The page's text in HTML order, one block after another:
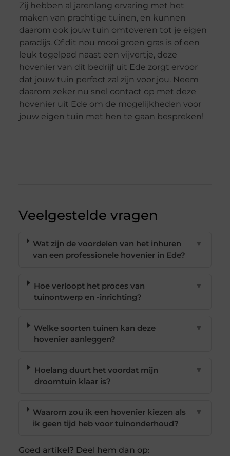
Zij hebben al jarenlang ervaring met het
maken van prachtige tuinen, en kunnen
daarom ook jouw tuin omtoveren tot je eigen
paradijs. Of dit nou mooi groen gras is of een
leuk tegelpad naast een vijvertje, deze
hovenier van dit bedrijf uit Ede zorgt ervoor
dat jouw tuin perfect zal zijn voor jou. Neem
daarom zeker nu snel contact op met deze
hovenier uit Ede om de mogelijkheden voor
jouw eigen tuin met hen te gaan bespreken!
Veelgestelde vragen
Wat zijn de voordelen van het inhuren
van een professionele hovenier in Ede?
▼
Hoe verloopt het proces van
tuinontwerp en -inrichting?
▼
Welke soorten tuinen kan deze
hovenier aanleggen?
▼
Hoelang duurt het voordat mijn
droomtuin klaar is?
▼
Waarom zou ik een hovenier kiezen als
ik geen tijd heb voor tuinonderhoud?
▼
Goed artikel? Deel hem dan op: